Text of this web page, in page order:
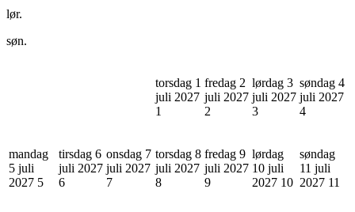
lør.
søn.
torsdag 1
juli 2027
1
fredag 2
juli 2027
2
lørdag 3
juli 2027
3
søndag 4
juli 2027
4
mandag
5 juli
2027 5
tirsdag 6
juli 2027
6
onsdag 7
juli 2027
7
torsdag 8
juli 2027
8
fredag 9
juli 2027
9
lørdag
10 juli
2027 10
søndag
11 juli
2027 11